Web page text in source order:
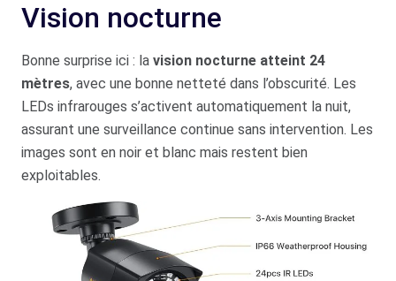
Vision nocturne
Bonne surprise ici : la vision nocturne atteint 24
mètres, avec une bonne netteté dans l’obscurité. Les
LEDs infrarouges s’activent automatiquement la nuit,
assurant une surveillance continue sans intervention. Les
images sont en noir et blanc mais restent bien
exploitables.